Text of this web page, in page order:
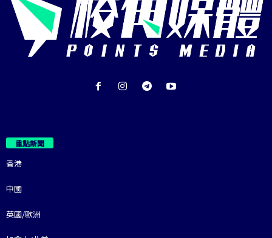
重點新聞
香港
中國
英國/歐洲